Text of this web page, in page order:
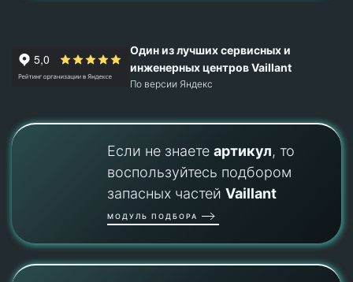
Один из лучших сервисных и
инженерных центров Vaillant
По версии Яндекс
Если не знаете артикул, то
воспользуйтесь подбором
запасных частей Vaillant
МОДУЛЬ ПОДБОРА